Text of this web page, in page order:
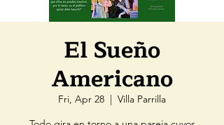
El Sueño
Americano
Fri, Apr 28
  |
Villa Parrilla